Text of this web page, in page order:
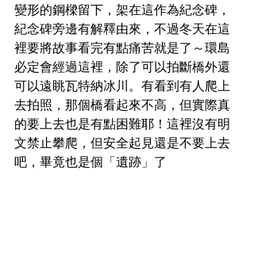
變形的鋼樑留下，架在這作為紀念碑，
紀念碑旁邊有解釋由來，不過冬天在這
裡要將故事看完有點痛苦就是了～環島
必定會經過這裡，除了可以拍斷橋外還
可以遠眺瓦特納冰川。有看到有人爬上
去拍照，那個橋看起來不高，但實際真
的要上去也是有點困難耶！這裡沒有明
文禁止攀爬，但安全起見還是不要上去
吧，畢竟也是個「遺跡」了